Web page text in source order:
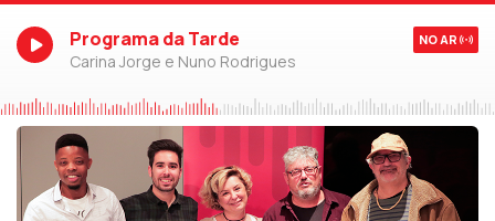
Programa da Tarde
Carina Jorge e Nuno Rodrigues
NO AR